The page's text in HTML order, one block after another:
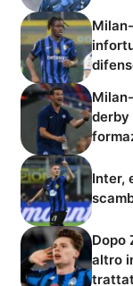
derby
Inter,
Dopo
altro